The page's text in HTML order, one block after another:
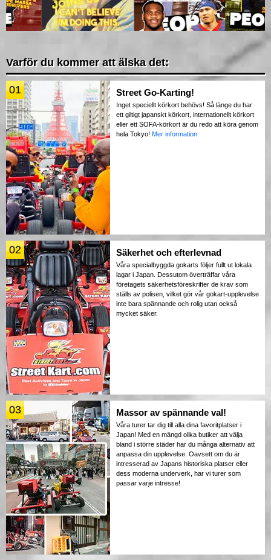
Varför du kommer att älska det:
01 Street Go-Karting!
Inget speciellt körkort behövs! Så länge du har
ett giltigt japanskt körkort, internationellt körkort
eller ett SOFA-körkort är du redo att köra genom
hela Tokyo! Mer information
02 Säkerhet och efterlevnad
Våra specialbyggda gokarts följer fullt ut lokala
lagar i Japan. Dessutom överträffar våra
företagets säkerhetsföreskrifter de krav som
ställs av polisen, vilket gör vår gokart-upplevelse
inte bara spännande och rolig utan också
mycket säker.
03 Massor av spännande val!
Våra turer tar dig till alla dina favoritplatser i
Japan! Med en mängd olika butiker att välja
bland i större städer har du många alternativ att
anpassa din upplevelse. Oavsett om du är
intresserad av Japans historiska platser eller
dess moderna underverk, har vi turer som
passar varje intresse!